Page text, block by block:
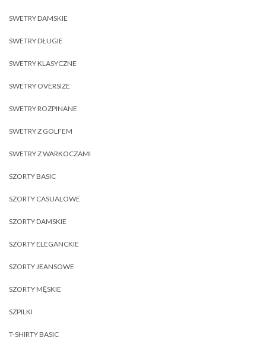
SWETRY DAMSKIE
SWETRY DŁUGIE
SWETRY KLASYCZNE
SWETRY OVERSIZE
SWETRY ROZPINANE
SWETRY Z GOLFEM
SWETRY Z WARKOCZAMI
SZORTY BASIC
SZORTY CASUALOWE
SZORTY DAMSKIE
SZORTY ELEGANCKIE
SZORTY JEANSOWE
SZORTY MĘSKIE
SZPILKI
T-SHIRTY BASIC